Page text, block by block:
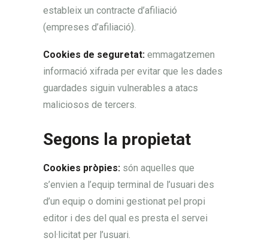
estableix un contracte d’afiliació
(empreses d’afiliació).
Cookies de seguretat: emmagatzemen
informació xifrada per evitar que les dades
guardades siguin vulnerables a atacs
maliciosos de tercers.
Segons la propietat
Cookies pròpies: són aquelles que
s’envien a l’equip terminal de l’usuari des
d’un equip o domini gestionat pel propi
editor i des del qual es presta el servei
sol·licitat per l’usuari.